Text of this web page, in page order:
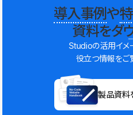
導入事例や
資料をダ
Studioの活用イメ
役立つ情報をご
製品資料